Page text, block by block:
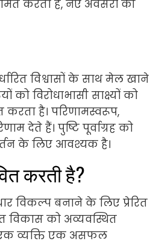
करता है, नए अवसरों की
विश्वासों के साथ मेल खाने
को विरोधाभासी साक्ष्यों को
है। परिणामस्वरूप,
देते हैं। पुष्टि पूर्वाग्रह को
के लिए आवश्यक है।
करती है?
विकल्प बनाने के लिए प्रेरित
विकास को अव्यवस्थित
एक व्यक्ति एक असफल